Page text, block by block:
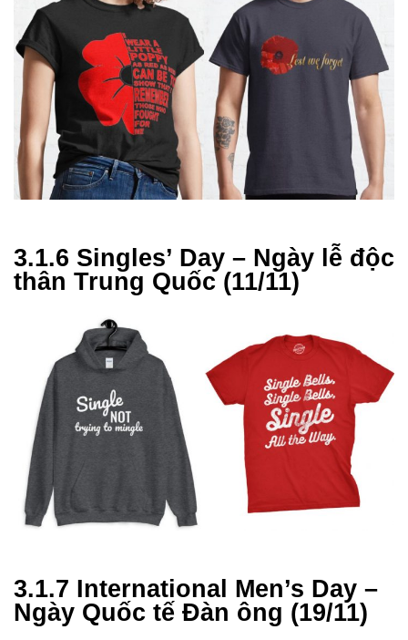
3.1.6 Singles’ Day – Ngày lễ độc
thân Trung Quốc (11/11)
3.1.7 International Men’s Day –
Ngày Quốc tế Đàn ông (19/11)